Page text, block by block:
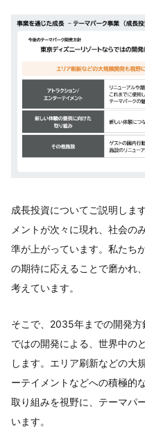
成長投資についてご説明しま
メントが次々に現れ、社会の
準が上がっています。私たち
の期待に応えることで磨かれ
考えています。
そこで、2035年までの開発
ではの開発による、世界中の
します。エリア刷新などの大
ーテイメントなどへの積極的
取り組みを視野に、テーマパ
います。